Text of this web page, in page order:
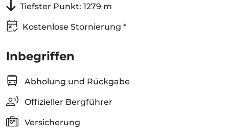
Tiefster Punkt: 1279 m
Kostenlose Stornierung *
Inbegriffen
Abholung und Rückgabe
Offizieller Bergführer
Versicherung